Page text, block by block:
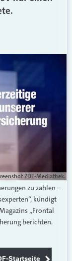
ZDF-Mediathek.
zu zahlen –
kündigt
„Frontal
berichten.